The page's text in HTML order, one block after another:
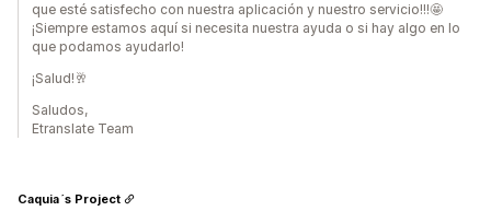
que esté satisfecho con nuestra aplicación y nuestro servicio!!!🤩
¡Siempre estamos aquí si necesita nuestra ayuda o si hay algo en lo
que podamos ayudarlo!
¡Salud!🥂
Saludos,
Etranslate Team
Caquia´s Project